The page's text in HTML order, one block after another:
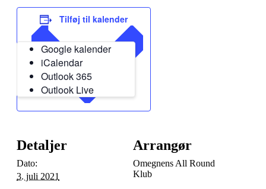
Tilføj til kalender
Google kalender
iCalendar
Outlook 365
Outlook Live
Detaljer
Dato:
3. juli 2021
Arrangør
Omegnens All Round
Klub